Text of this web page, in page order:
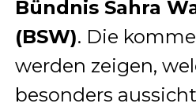
Bündnis Sahra
(BSW). Die
werden zeigen,
besonders